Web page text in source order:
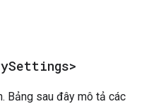
Settings>
Bảng sau đây mô tả các